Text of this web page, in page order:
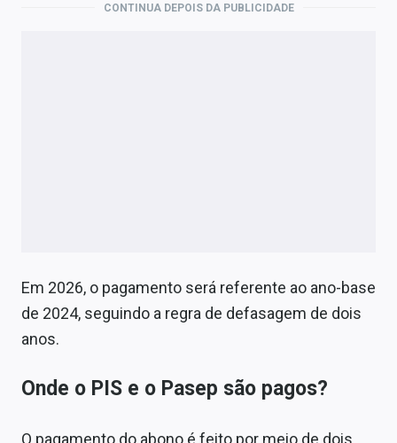
CONTINUA DEPOIS DA PUBLICIDADE
Em 2026, o pagamento será referente ao ano-base
de 2024, seguindo a regra de defasagem de dois
anos.
Onde o PIS e o Pasep são pagos?
O pagamento do abono é feito por meio de dois